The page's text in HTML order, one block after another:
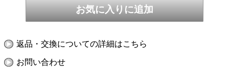
返品・交換についての詳細はこちら
お問い合わせ